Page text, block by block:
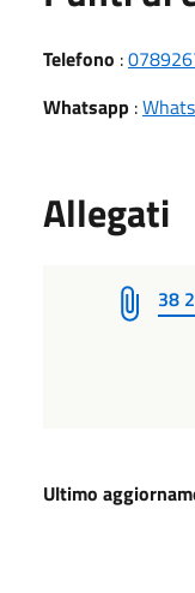
Telefono :
Whatsapp :
Allegati
38
Ultimo